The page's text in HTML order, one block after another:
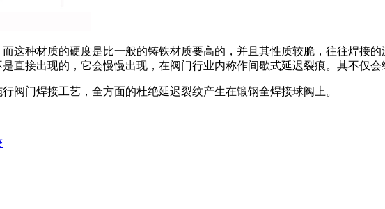
这种材质的硬度是比一般的铸铁材质要高的，并且其性质较脆，往往焊接
直接出现的，它会慢慢出现，在阀门行业内称作间歇式延迟裂痕。其不仅会
阀门焊接工艺，全方面的杜绝延迟裂纹产生在锻钢全焊接球阀上。